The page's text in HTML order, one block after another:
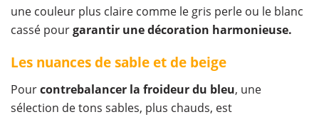
une couleur plus claire comme le gris perle ou le blanc
cassé pourgarantir une décoration harmonieuse.
Les nuances de sable et de beige
Pourcontrebalancer la froideur du bleu, une
sélection de tons sables, plus chauds, est